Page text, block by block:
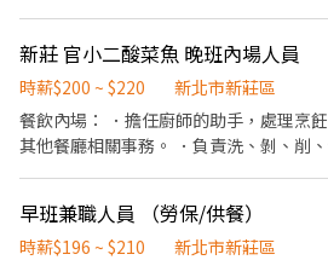
現作提供美味可口的日本國民美食-牛丼/
餐環境、熱情用心的服務態度、平實親民
全，顧客安心。不論是單獨一人、與家
受用餐的樂趣。
新莊 官小二酸菜魚 晚班內場人員
時薪$200 ~ $220
新北市新莊區
餐飲內場： ．擔任廚師的助手，處理烹
其他餐廳相關事務。 ．負責洗、剝、削
可指休、免費供餐、店聚。 自由度高，
忱，有遠景的積極青年，我們在尋找你/妳
早班兼職人員 （勞保/供餐）
時薪$196 ~ $210
新北市新莊區